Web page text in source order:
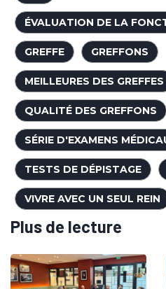
ÉVALUATION DE LA
GREFFE GREFFONS
MEILLEURES DES GREFFES
QUALITÉ DES GREFFONS
SÉRIE D'EXAMENS
TESTS DE DÉPISTAGE
VIVRE AVEC UN SEUL REIN
Plus de lecture